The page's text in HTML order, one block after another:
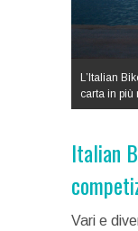
L’Italian
carta in più
Italian
Vari e